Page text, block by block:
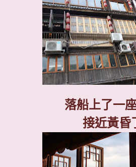
落船上了一
接近黃昏